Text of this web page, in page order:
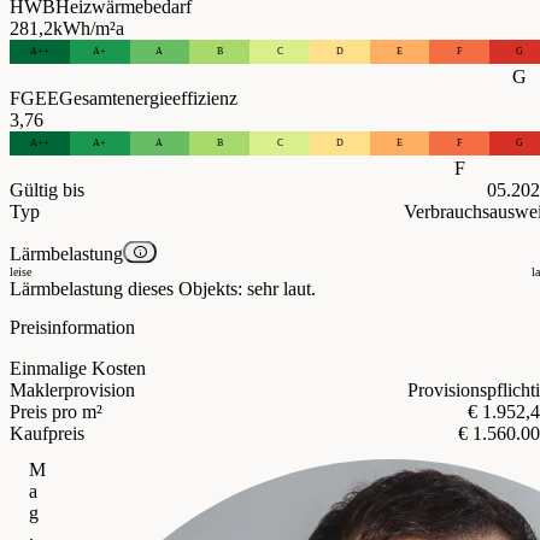
HWBHeizwärmebedarf
281,2kWh/m²a
A++ A+ A B C D E F G
G
FGEEGesamtenergieeffizienz
3,76
A++ A+ A B C D E F G
F
Gültig bis
Typ
Lärmbelastung
leise
Lärmbelastung dieses Objekts: sehr laut.
Preisinformation
Einmalige Kosten
Maklerprovision
Preis pro m²
€
Kaufpreis
€
M
a
g
.